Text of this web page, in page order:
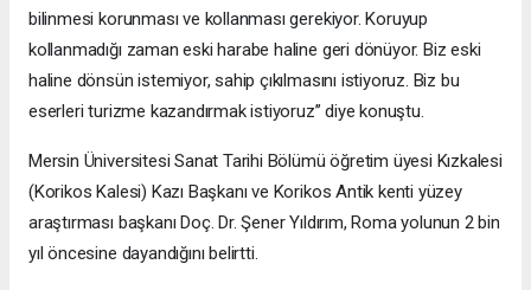
bilinmesi korunması ve kollanması gerekiyor. Koruyup
kollanmadığı zaman eski harabe haline geri dönüyor. Biz eski
haline dönsün istemiyor, sahip çıkılmasını istiyoruz. Biz bu
eserleri turizme kazandırmak istiyoruz’’ diye konuştu.
Mersin Üniversitesi Sanat Tarihi Bölümü öğretim üyesi Kızkalesi
(Korikos Kalesi) Kazı Başkanı ve Korikos Antik kenti yüzey
araştırması başkanı Doç. Dr. Şener Yıldırım, Roma yolunun 2 bin
yıl öncesine dayandığını belirtti.